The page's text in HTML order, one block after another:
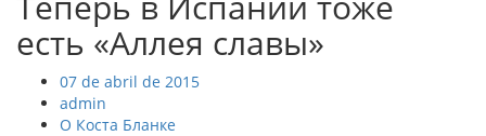
есть «Аллея славы»
07 de abril de 2015
admin
О Коста Бланке